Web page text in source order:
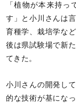
「植物が本来持
す」と小川さんは
育種学、栽培学な
後は県試験場で新
てきた。
小川さんの開発し
的な技術が基にな